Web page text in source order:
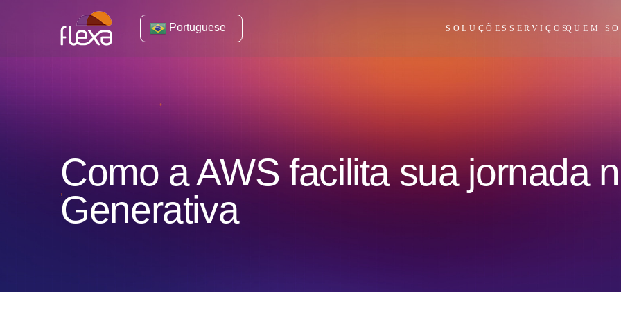
Portuguese SOLUÇÕES SERVIÇOSQUEM
Como a AWS facilita sua jornada
Generativa